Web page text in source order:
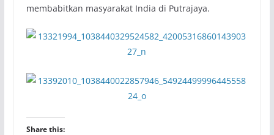
membabitkan masyarakat India di Putrajaya.
Share this: